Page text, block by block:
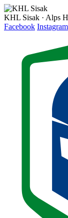
KHL Sisak · Alps
Facebook Instagram